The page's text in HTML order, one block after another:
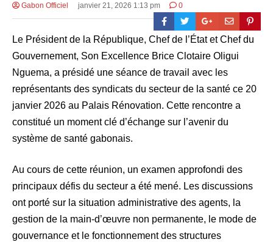
Gabon Officiel janvier 21, 2026 1:13 pm 0
Le Président de la République, Chef de l’État et Chef du
Gouvernement, Son Excellence Brice Clotaire Oligui
Nguema, a présidé une séance de travail avec les
représentants des syndicats du secteur de la santé ce 20
janvier 2026 au Palais Rénovation. Cette rencontre a
constitué un moment clé d’échange sur l’avenir du
système de santé gabonais.
Au cours de cette réunion, un examen approfondi des
principaux défis du secteur a été mené. Les discussions
ont porté sur la situation administrative des agents, la
gestion de la main-d’œuvre non permanente, le mode de
gouvernance et le fonctionnement des structures